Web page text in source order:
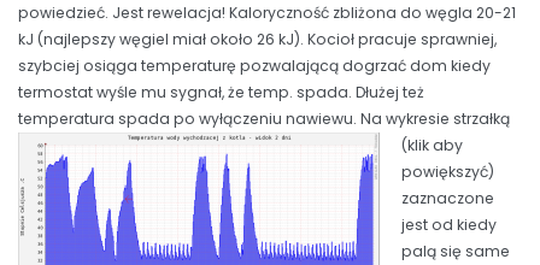
powiedzieć. Jest rewelacja! Kaloryczność zbliżona do węgla 20-21
kJ (najlepszy węgiel miał około 26 kJ). Kocioł pracuje sprawniej,
szybciej osiąga temperaturę pozwalającą dogrzać dom kiedy
termostat wyśle mu sygnał, że temp. spada. Dłużej też
temperatura spada po wyłączeniu nawiewu. Na wykresie strzałką
(klik aby
powiększyć)
zaznaczone
jest od kiedy
palą się same